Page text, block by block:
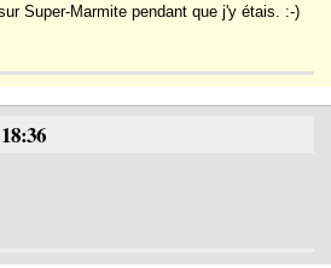
Super-Marmite pendant que j'y étais. :-)